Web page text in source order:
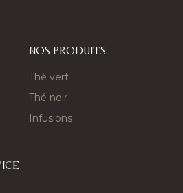
nos produits
Thé vert
Thé noir
Infusions